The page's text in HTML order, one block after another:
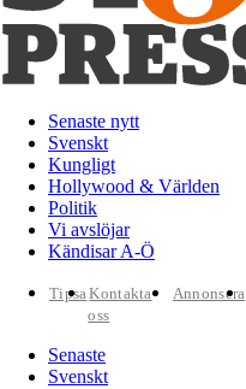
Senaste nytt
Svenskt
Kungligt
Hollywood & Världen
Politik
Vi avslöjar
Kändisar A-Ö
TipsaKontakta
oss
Annonsera
Senaste
Svenskt